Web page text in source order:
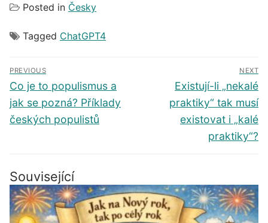
Posted in Česky
Tagged ChatGPT4
Navigace
pro
příspěvek
PREVIOUS
Předchozí
příspěvek
Co je to populismus a
jak se pozná? Příklady
českých populistů
NEXT
Další
příspěvek
Existují-li „nekalé
praktiky“ tak musí
existovat i „kalé
praktiky“?
Související